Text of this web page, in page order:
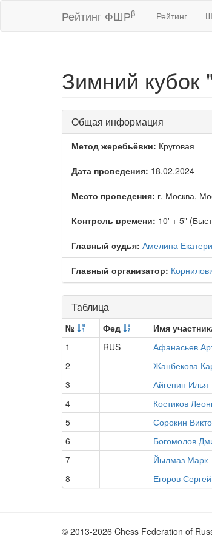
Рейтинг ФШРβ Рейтинг
Зимний кубок
Общая информация
Метод жеребьёвки: Круговая
Дата проведения: 18.02.2024
Место проведения: г. Москва,
Контроль времени: 10' + 5"
Главный судья: Амелина
Главный организатор:
Таблица
№ Фед Имя
1
RUS Афанасьев
2
Жанбекова
3
Айгенин Илья
4
Костиков
5
Сорокин
6
Богомолов
7
Йылмаз Марк
8
Егоров Сергей
© 2013-2026 Chess Federation of